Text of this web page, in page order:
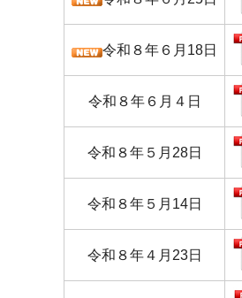
令和８年６月18日
令和８年６月４日
令和８年５月28日
令和８年５月14日
令和８年４月23日